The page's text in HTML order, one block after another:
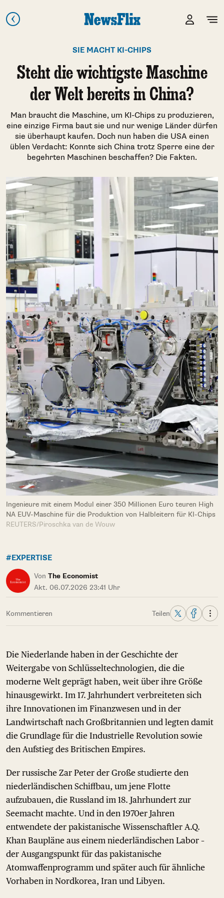
SIE MACHT KI-CHIPS
Steht die wichtigste Maschine
der Welt bereits in China?
Man braucht die Maschine, um KI-Chips zu produzieren,
eine einzige Firma baut sie und nur wenige Länder dürfen
sie überhaupt kaufen. Doch nun haben die USA einen
üblen Verdacht: Konnte sich China trotz Sperre eine der
begehrten Maschinen beschaffen? Die Fakten.
Ingenieure mit einem Modul einer 350 Millionen Euro teuren High
NA EUV-Maschine für die Produktion von Halbleitern für KI-Chips
REUTERS/Piroschka van de Wouw
#EXPERTISE
Von The Economist
Akt. 06.07.2026 23:41 Uhr
Kommentieren Teilen
Die Niederlande haben in der Geschichte der
Weitergabe von Schlüsseltechnologien, die die
moderne Welt geprägt haben, weit über ihre Größe
hinausgewirkt. Im 17. Jahrhundert verbreiteten sich
ihre Innovationen im Finanzwesen und in der
Landwirtschaft nach Großbritannien und legten damit
die Grundlage für die Industrielle Revolution sowie
den Aufstieg des Britischen Empires.
Der russische Zar Peter der Große studierte den
niederländischen Schiffbau, um jene Flotte
aufzubauen, die Russland im 18. Jahrhundert zur
Seemacht machte. Und in den 1970er Jahren
entwendete der pakistanische Wissenschaftler A.Q.
Khan Baupläne aus einem niederländischen Labor –
der Ausgangspunkt für das pakistanische
Atomwaffenprogramm und später auch für ähnliche
Vorhaben in Nordkorea, Iran und Libyen.